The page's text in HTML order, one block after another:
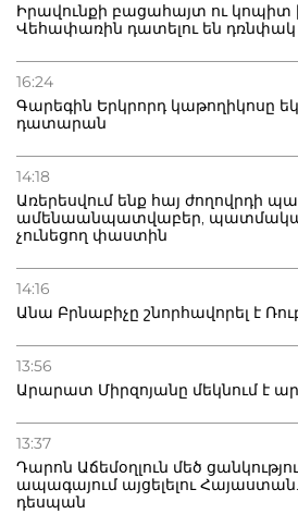
Իրավունքի բացահայտ ու
Վեհափառին դատելու են դռնփակ
16:24
Գարեգին Երկրորդ կաթողիկոսը
դատարան
14:18
Առերեսվում ենք հայ ժողովրդի
ամենաանպատվաբեր,
չունեցող փաստին
14:16
Անա Բրնաբիչը շնորհավորել է
13:56
Արարատ Միրզոյանը մեկնում է
13:37
Դարոն Աճեմօղլուն մեծ
ապագայում այցելելու
դեսպան